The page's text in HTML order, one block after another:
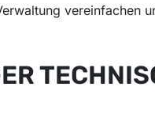
vereinfachen